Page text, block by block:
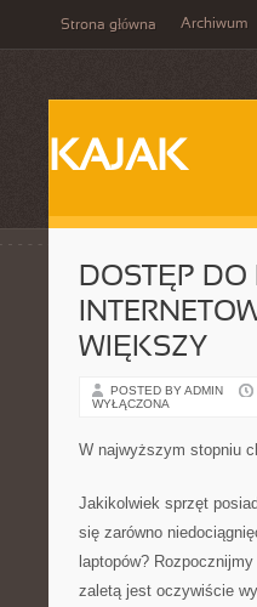
Strona główna Archiwum
KAJAK
DOSTĘP
WIĘKSZY
POSTED BY ADMIN
WYŁĄCZONA
W najwyższym stopniu
Jakikolwiek sprzęt
się zarówno
laptopów?
zaletą jest oczywiście